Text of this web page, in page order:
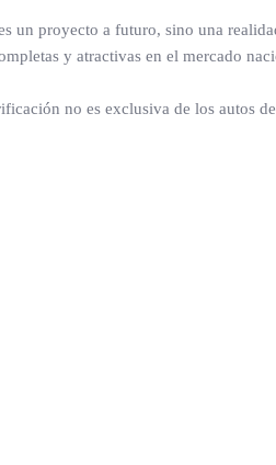
proyecto a futuro, sino una
y atractivas en el mercado
no es exclusiva de los autos